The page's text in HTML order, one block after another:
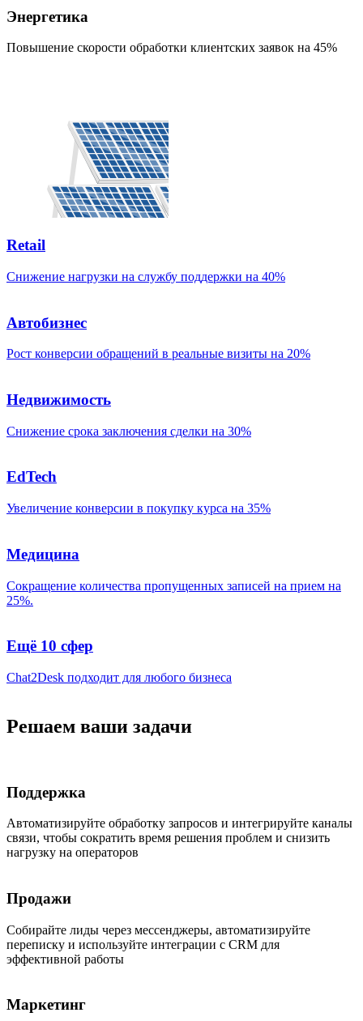
Энергетика
Повышение скорости обработки клиентских заявок на 45%
Retail
Снижение нагрузки на службу поддержки на 40%
Автобизнес
Рост конверсии обращений в реальные визиты на 20%
Недвижимость
Снижение срока заключения сделки на 30%
EdTech
Увеличение конверсии в покупку курса на 35%
Медицина
Сокращение количества пропущенных записей на прием на
25%.
Ещё 10 сфер
Chat2Desk подходит для любого бизнеса
Решаем ваши задачи
Поддержка
Автоматизируйте обработку запросов и интегрируйте каналы
связи, чтобы сократить время решения проблем и снизить
нагрузку на операторов
Продажи
Собирайте лиды через мессенджеры, автоматизируйте
переписку и используйте интеграции с CRM для
эффективной работы
Маркетинг